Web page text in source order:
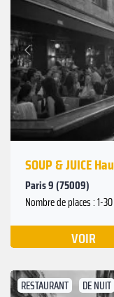
Précédent
SOUP & JUICE
Paris 9 (75009)
Nombre de places : 1-
VOIR
RESTAURANT DE NUIT